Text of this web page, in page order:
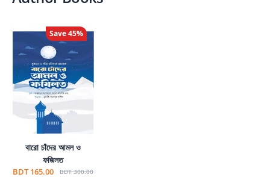
Save45%
বারো চাঁদের আমল ও
ফজিলত
BDT 165.00 BDT 300.00